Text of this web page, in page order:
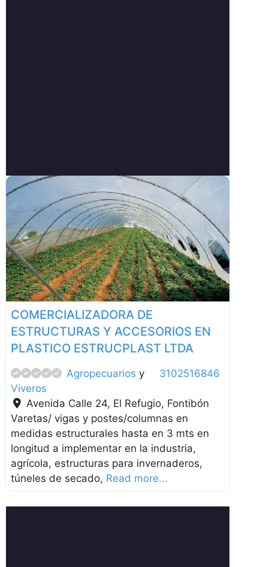
Anterior
COMERCIALIZADORA DE
ESTRUCTURAS Y ACCESORIOS EN
PLASTICO ESTRUCPLAST LTDA
3102516846
Agropecuarios y
Viveros
Avenida Calle 24, El Refugio, Fontibón
Varetas/ vigas y postes/columnas en
medidas estructurales hasta en 3 mts en
longitud a implementar en la industria,
agrícola, estructuras para invernaderos,
túneles de secado, Read more...